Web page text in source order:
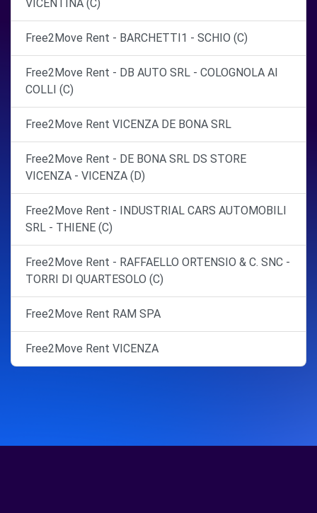
VICENTINA (C)
Free2Move Rent - BARCHETTI1 - SCHIO (C)
Free2Move Rent - DB AUTO SRL - COLOGNOLA AI
COLLI (C)
Free2Move Rent VICENZA DE BONA SRL
Free2Move Rent - DE BONA SRL DS STORE
VICENZA - VICENZA (D)
Free2Move Rent - INDUSTRIAL CARS AUTOMOBILI
SRL - THIENE (C)
Free2Move Rent - RAFFAELLO ORTENSIO & C. SNC -
TORRI DI QUARTESOLO (C)
Free2Move Rent RAM SPA
Free2Move Rent VICENZA